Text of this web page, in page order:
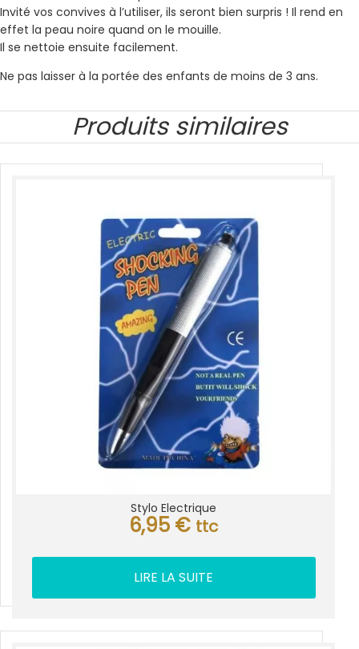
Invité vos convives à l’utiliser, ils seront bien surpris ! Il rend en
effet la peau noire quand on le mouille.
Il se nettoie ensuite facilement.
Ne pas laisser à la portée des enfants de moins de 3 ans.
Produits similaires
Stylo Electrique
6,95 € ttc
LIRE LA SUITE